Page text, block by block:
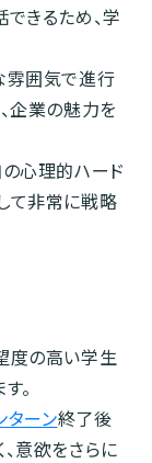
きるため、学
雰囲気で進行
企業の魅力を
心理的ハード
て非常に戦略
度の高い学生
。
ターン終了後
意欲をさらに